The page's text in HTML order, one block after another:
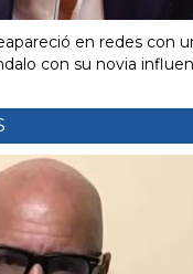
en redes con
con su novia